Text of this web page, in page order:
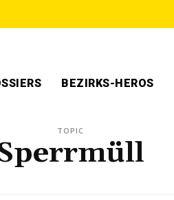
BEZIRKS-HEROS
TOPIC